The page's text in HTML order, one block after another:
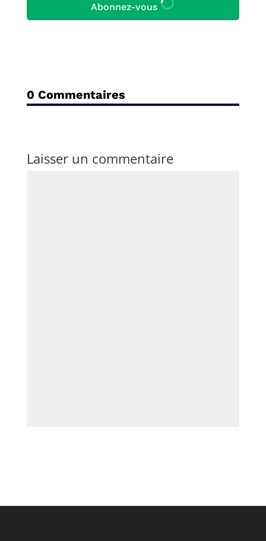
Abonnez-vous
0 Commentaires
Laisser un commentaire